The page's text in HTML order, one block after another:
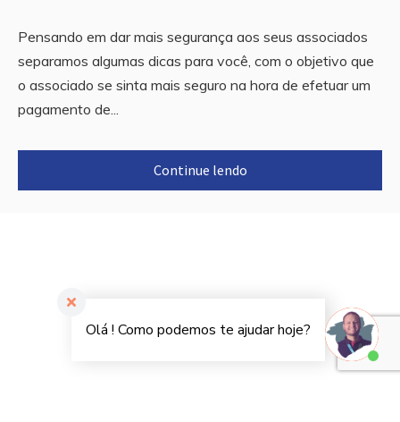
Pensando em dar mais segurança aos seus associados
separamos algumas dicas para você, com o objetivo que
o associado se sinta mais seguro na hora de efetuar um
pagamento de...
Continue lendo